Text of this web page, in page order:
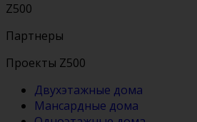
Z500
Партнеры
Проекты Z500
Двухэтажные дома
Мансардные дома